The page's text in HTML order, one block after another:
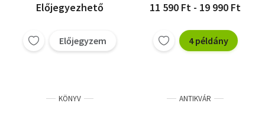
Előjegyezhető
Előjegyzem
11 590 Ft - 19 990 Ft
4 példány
KÖNYV ANTIKVÁR